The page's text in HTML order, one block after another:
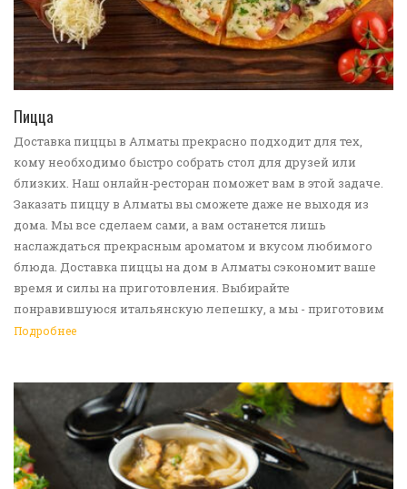
Пицца
Доставка пиццы в Алматы прекрасно подходит для тех,
кому необходимо быстро собрать стол для друзей или
близких. Наш онлайн-ресторан поможет вам в этой задаче.
Заказать пиццу в Алматы вы сможете даже не выходя из
дома. Мы все сделаем сами, а вам останется лишь
наслаждаться прекрасным ароматом и вкусом любимого
блюда. Доставка пиццы на дом в Алматы сэкономит ваше
время и силы на приготовления. Выбирайте
понравившуюся итальянскую лепешку, а мы - приготовим
ее в лучших традициях. Доставка еды в Алматы -
Подробнее